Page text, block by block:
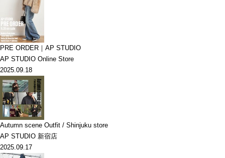
PRE ORDER｜AP STUDIO
AP STUDIO Online Store
2025.09.18
Autumn scene Outfit / Shinjuku store
AP STUDIO 新宿店
2025.09.17